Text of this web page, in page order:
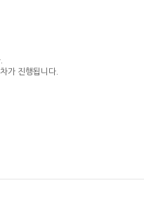
가 진행됩니다.